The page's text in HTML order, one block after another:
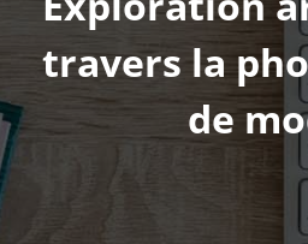
travers la
de